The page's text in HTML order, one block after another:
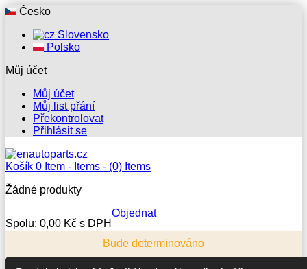
Česko
Slovensko
Polsko
Můj účet
Můj účet
Můj list přání
Překontrolovat
Přihlásit se
Košík 0 Item - Items - (0) Items
Žádné produkty
Spolu: 0,00 Kč s DPH
Objednat
Bude determinováno